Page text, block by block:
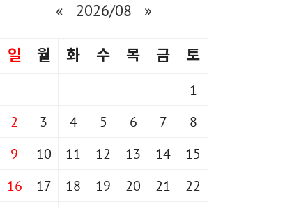
« 2026/08 »
일 월 화 수 목 금 토
1
2
3 4 5 6 7
8
9
10 11 12 13 14
15
16
17 18 19 20 21
22